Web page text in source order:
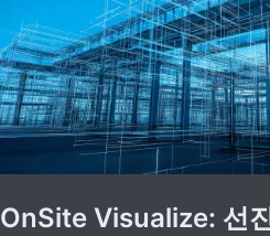
OnSite Visualize: 선